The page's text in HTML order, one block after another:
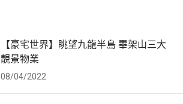
【豪宅世界】眺望九龍半島 畢架山三大
靚景物業
08/04/2022